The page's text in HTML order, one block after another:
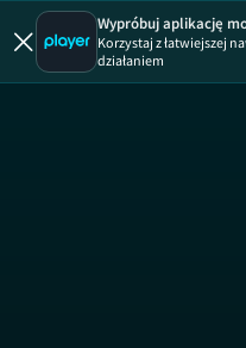
Wypróbuj aplikację
Korzystaj z łatwiejszej
działaniem